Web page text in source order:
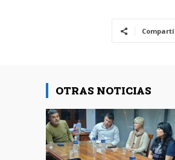
Compartí
OTRAS NOTICIAS